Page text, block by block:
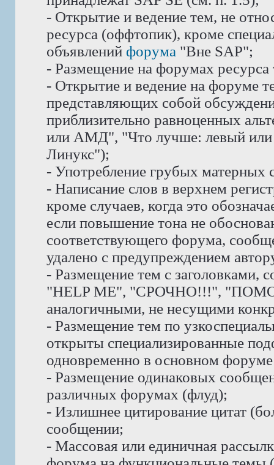
- Открытие и ведение тем, не
ресурса (оффтопик), кроме
объявлений форума "Вне SAP";
- Размещение на форумах
- Открытие и ведение на форуме
представляющих собой
приблизительно равноценных
или АМД", "Что лучше: левый или
Линукс");
- Употребление грубых матерных
- Написание слов в верхнем
кроме случаев, когда это
если повышение тона не
соответствующего форума,
удалено с предупреждением
- Размещение тем с заголовками,
"HELP ME", "СРОЧНО!!!",
аналогичными, не несущими
- Размещение тем по
открыты специализированные
одновременно в основном
- Размещение одинаковых
различных форумах (флуд);
- Излишнее цитирование цитат
сообщении;
- Массовая или единичная